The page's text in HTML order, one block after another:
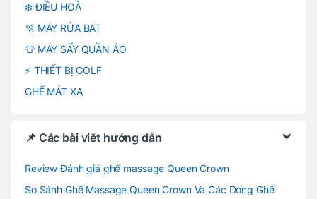
❄️ ĐIỀU HOÀ
🫧 MÁY RỬA BÁT
👕 MÁY SẤY QUẦN ÁO
⚡ THIẾT BỊ GOLF
GHẾ MÁT XA
📌 Các bài viết hướng dẫn
Review Đánh giá ghế massage Queen Crown
So Sánh Ghế Massage Queen Crown Và Các Dòng Ghế